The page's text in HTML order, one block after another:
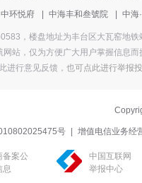
中环悦府 中海丰和叁號院 中海
，楼盘地址为丰台区大瓦窑地
站，仅为方便广大用户掌握信息
进行意见反馈， 也可点此进行举报
号 增值电信业务经
备案公
息
中国互联网
举报中心